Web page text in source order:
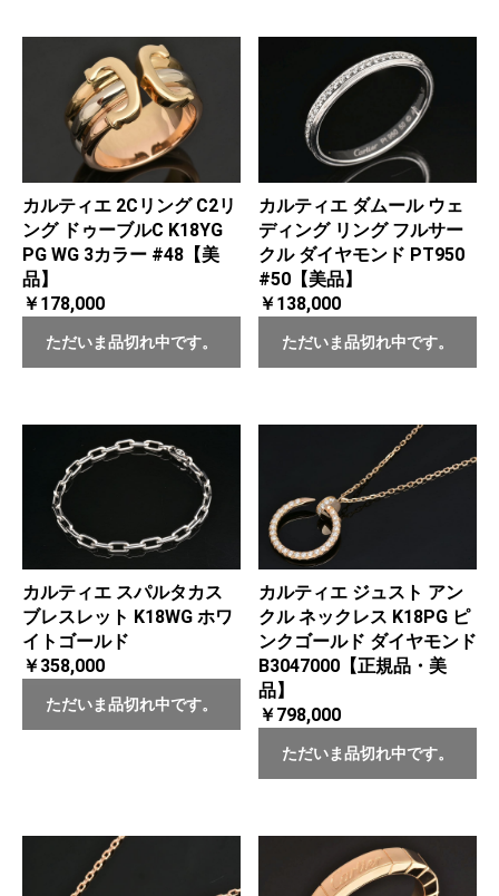
カルティエ 2Cリング C2リ
ング ドゥーブルC K18YG
PG WG 3カラー #48【美
品】
￥178,000
ただいま品切れ中です。
カルティエ ダムール ウェ
ディング リング フルサー
クル ダイヤモンド PT950
#50【美品】
￥138,000
ただいま品切れ中です。
カルティエ スパルタカス
ブレスレット K18WG ホワ
イトゴールド
￥358,000
ただいま品切れ中です。
カルティエ ジュスト アン
クル ネックレス K18PG ピ
ンクゴールド ダイヤモンド
B3047000【正規品・美
品】
￥798,000
ただいま品切れ中です。